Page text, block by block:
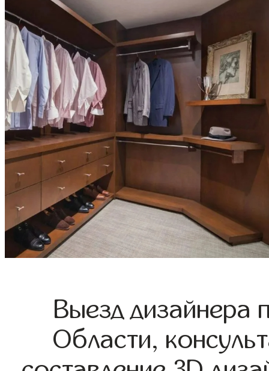
Выезд дизайнера
Области,